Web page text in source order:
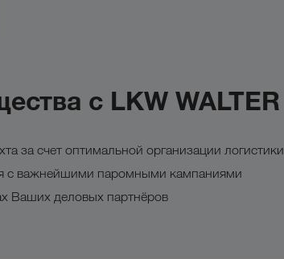
с LKW WALTER
за счет оптимальной организации логистики
с важнейшими паромными кампаниями
Ваших деловых партнёров